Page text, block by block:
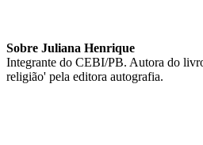
Sobre Juliana Henrique
Integrante do CEBI/PB. Autora do
religião' pela editora autografia.